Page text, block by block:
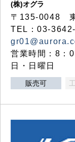
(株)オグラ
〒135-0048
TEL：03-
営業時間：8：
日・日曜日
販売可